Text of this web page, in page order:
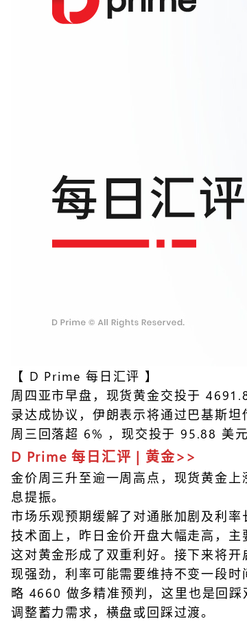
【 D Prime 每日汇评】
周四亚市早盘，现货黄金交投于
录达成协议，伊朗表示将通过巴基斯
周三回落超 6% ，现交投于 95.88 美
D Prime 每日汇评 | 黄金>>
金价周三升至逾一周高点，现货黄金
息提振。
市场乐观预期缓解了对通胀加剧及利
技术面上，昨日金价开盘大幅走高，
这对黄金形成了双重利好。接下来将
现强劲，利率可能需要维持不变一段
略 4660 做多精准预判，这里也是回
调整蓄力需求，横盘或回踩过渡。